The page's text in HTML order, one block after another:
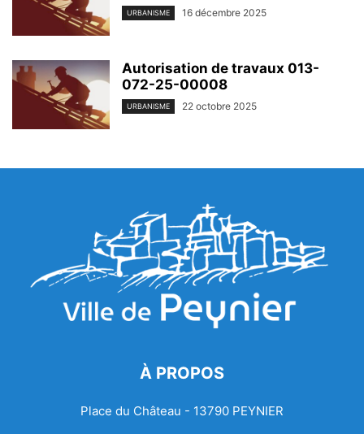
URBANISME 16 décembre 2025
Autorisation de travaux 013-
072-25-00008
URBANISME 22 octobre 2025
À PROPOS
Place du Château - 13790 PEYNIER